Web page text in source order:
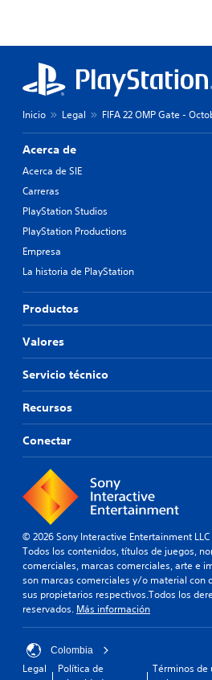
Inicio Legal FIFA 22 OMP Gate -
Acerca de
Acerca de SIE
Carreras
PlayStation Studios
PlayStation Productions
Empresa
La historia de PlayStation
Productos
Valores
Servicio técnico
Recursos
Conectar
© 2026 Sony Interactive Entertainment LLC
Todos los contenidos, títulos de juegos,
comerciales, marcas comerciales, arte e
son marcas comerciales y/o material con
sus propietarios respectivos.Todos los
reservados. Más información
Colombia
Legal
Política de
Términos de